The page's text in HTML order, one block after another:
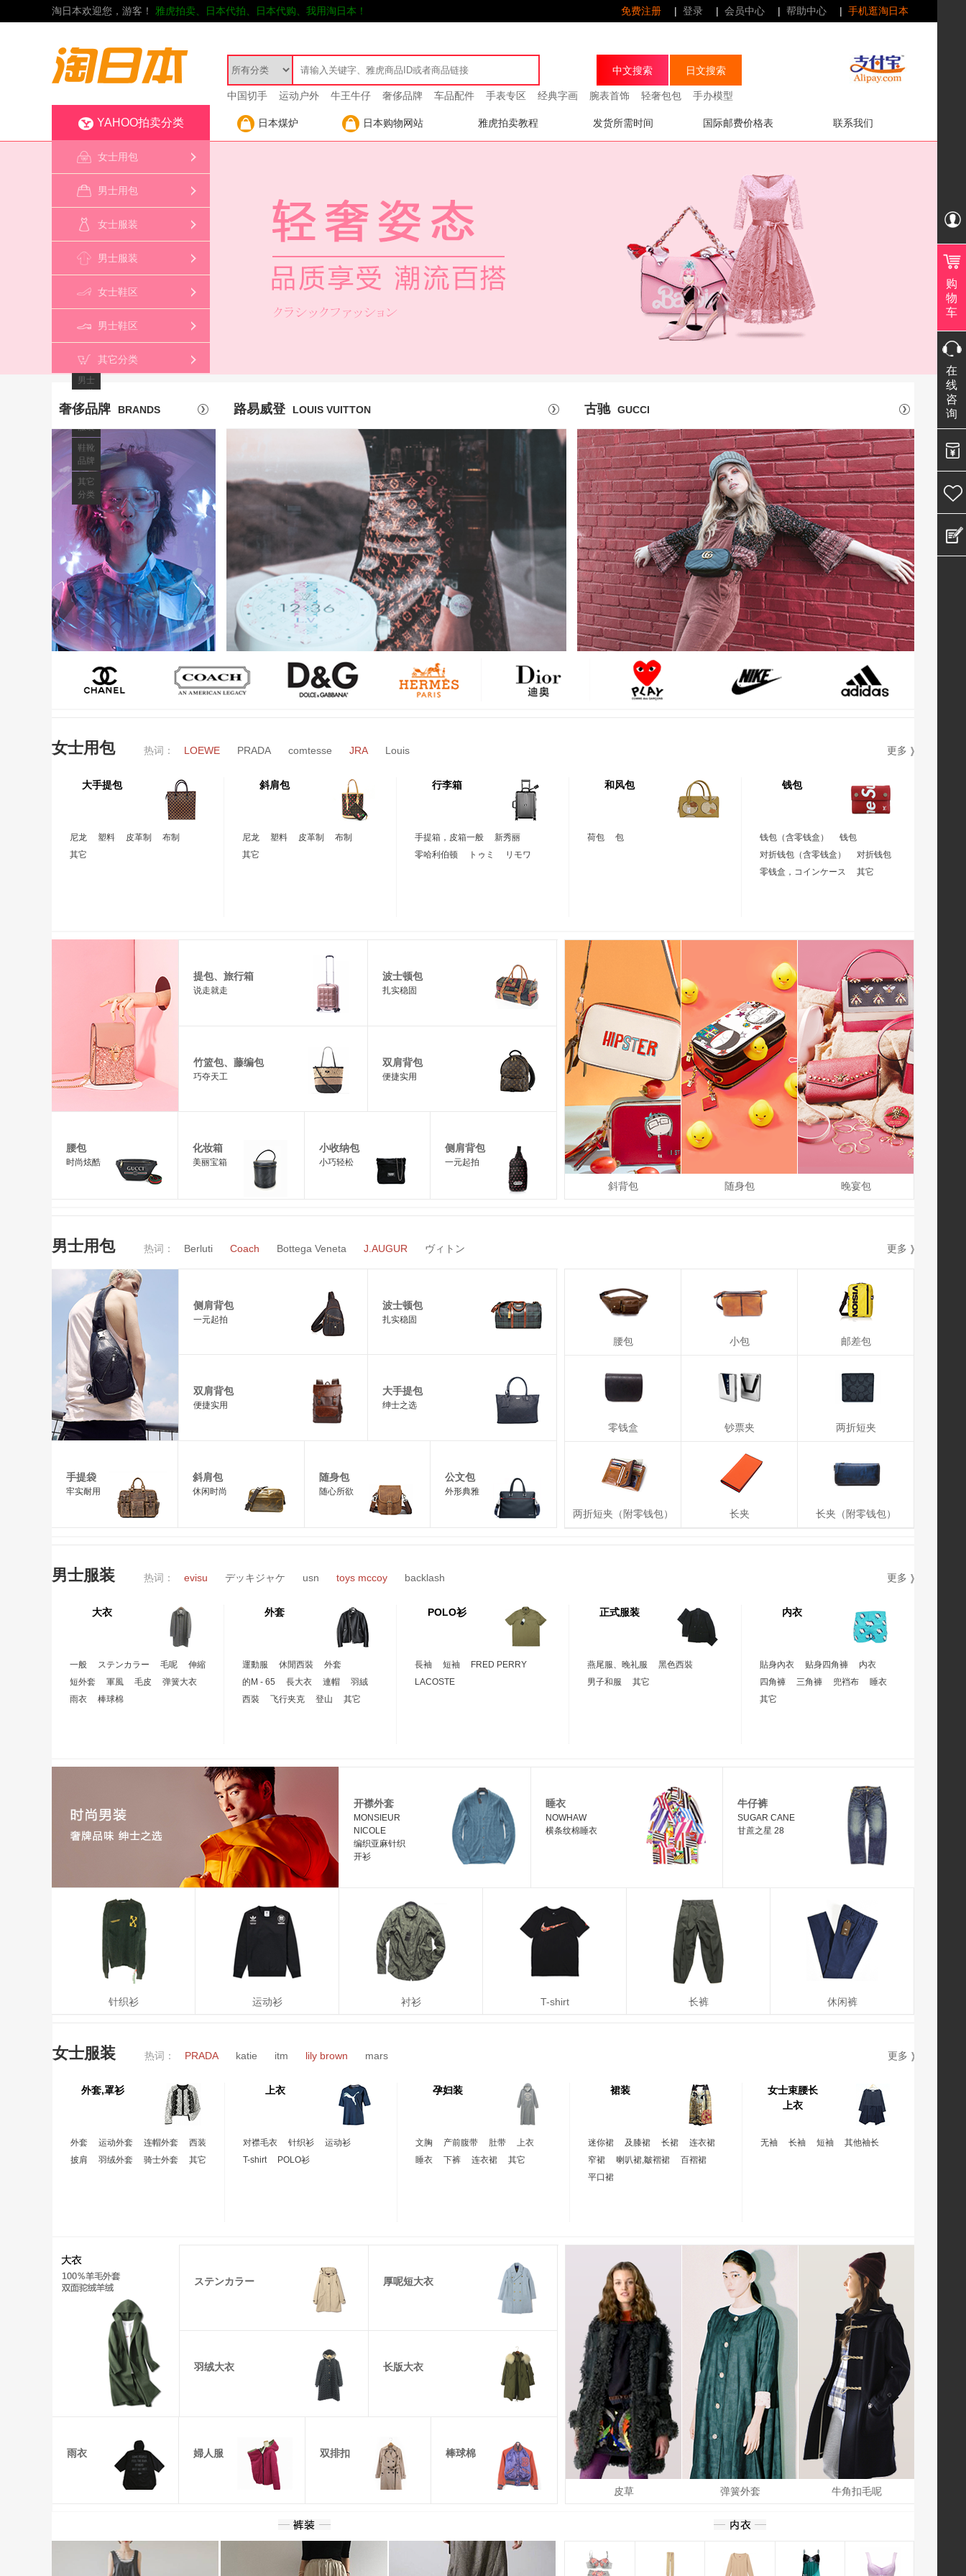
淘日本欢迎您，游客！ 雅虎拍卖、日本代拍、日本代购、我用淘日本！ 免费注册 | 登录 | 会员中心 | 帮助中心 | 手机逛淘日本
中国切手 运动户外 牛王牛仔 奢侈品牌 车品配件 手表专区 经典字画 腕表首饰 轻奢包包 手办模型
YAHOO拍卖分类 日本煤炉 日本购物网站 雅虎拍卖教程 发货所需时间 国际邮费价格表 联系我们
购
物
车
在
线
咨
询
在
线
服
务
女士用包
男士用包
女士服装
男士服装
女士鞋区
男士鞋区
其它分类
导航
用包
用包
男士
女士
服装
鞋靴
品牌
其它
分类
奢侈品牌 BRANDS 路易威登 LOUIS VUITTON 古驰 GUCCI
女士用包 热词： LOEWE PRADA comtesse JRA Louis 更多
大手提包
尼龙 塑料 皮革制
布制
其它
斜肩包
尼龙 塑料 皮革制
布制
其它
行李箱
手提箱，皮箱一般
新秀丽
零哈利伯顿
トゥミ リモワ
和风包
荷包 包
钱包
钱包（含零钱盒）
钱包
对折钱包（含零钱盒）
对折钱包
零钱盒，コインケース
其它
提包、旅行箱
说走就走
波士顿包
扎实稳固
竹篮包、藤编包
巧夺天工
双肩背包
便捷实用
腰包
时尚炫酷
化妆箱
美丽宝箱
小收纳包
小巧轻松
侧肩背包
一元起拍
斜背包 随身包 晚宴包
男士用包 热词： Berluti Coach Bottega Veneta J.AUGUR ヴィトン 更多
侧肩背包
一元起拍
波士顿包
扎实稳固
双肩背包
便捷实用
大手提包
绅士之选
手提袋
牢实耐用
斜肩包
休闲时尚
随身包
随心所欲
公文包
外形典雅
腰包 小包 邮差包
零钱盒 钞票夹 两折短夹
两折短夹（附零钱包） 长夹 长夹（附零钱包）
男士服装 热词： evisu デッキジャケ usn toys mccoy backlash 更多
大衣
一般 ステンカラー 毛呢
伸縮
短外套
軍風 毛皮
弹簧大衣
雨衣
棒球棉
外套
運動服 休閒西裝
外套
的M - 65
長大衣 連帽
羽絨
西裝
飞行夹克 登山 其它
POLO衫
長袖 短袖
FRED PERRY
LACOSTE
正式服装
燕尾服、晚礼服
黑色西裝
男子和服
其它
内衣
貼身內衣 贴身四角褲
内衣
四角褲
三角褲 兜裆布
睡衣
其它
开襟外套
MONSIEUR
NICOLE
编织亚麻针织
开衫
睡衣
NOWHAW
横条纹棉睡衣
牛仔裤
SUGAR CANE
甘蔗之星 28
针织衫 运动衫 衬衫 T-shirt 长裤 休闲裤
女士服装 热词： PRADA katie itm lily brown mars 更多
外套,罩衫
外套 运动外套 连帽外套
西装
披肩
羽绒外套 骑士外套 其它
上衣
对襟毛衣 针织衫
运动衫
T-shirt
POLO衫
孕妇装
文胸 产前腹带 肚带
上衣
睡衣
下裤 连衣裙 其它
裙装
迷你裙 及膝裙 长裙
连衣裙
窄裙
喇叭裙,皺褶裙
百褶裙
平口裙
女士束腰长
上衣
无袖 长袖 短袖 其他袖长
ステンカラー 厚呢短大衣
羽绒大衣 长版大衣
雨衣 婦人服 双排扣 棒球棉
皮草 弹簧外套 牛角扣毛呢